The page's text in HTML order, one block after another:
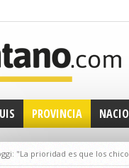
PROVINCIA
"La prioridad es que los